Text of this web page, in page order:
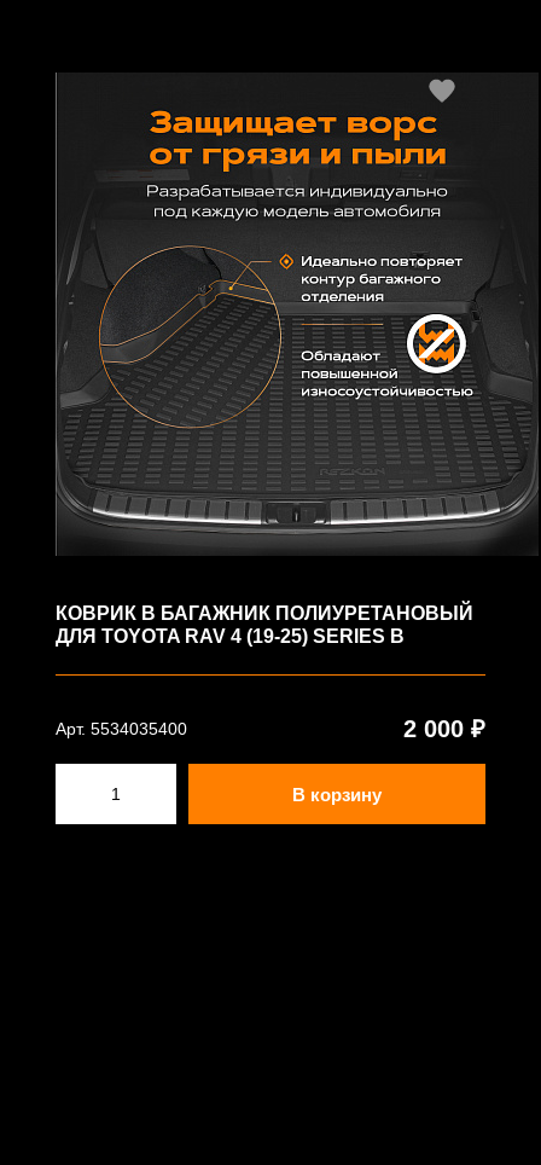
КОВРИК В БАГАЖНИК ПОЛИУРЕТАНОВЫЙ
ДЛЯ TOYOTA RAV 4 (19-25) SERIES B
Арт. 5534035400 2 000 ₽
В корзину